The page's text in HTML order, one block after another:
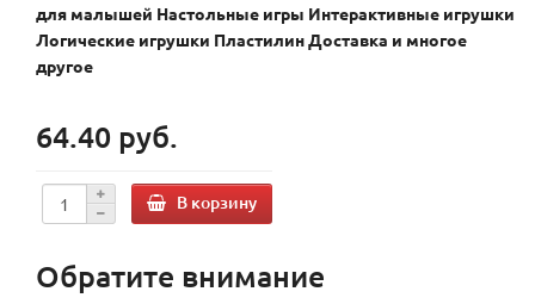
для малышей Настольные игры Интерактивные игрушки
Логические игрушки Пластилин Доставка и многое
другое
64.40 руб.
В корзину
Обратите внимание